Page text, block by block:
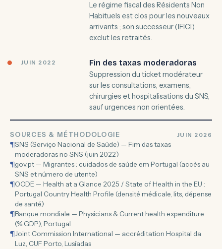
Le régime fiscal des Résidents Non
Habituels est clos pour les nouveaux
arrivants ; son successeur (IFICI)
exclut les retraités.
JUIN 2022 Fin des taxas moderadoras
Suppression du ticket modérateur
sur les consultations, examens,
chirurgies et hospitalisations du SNS,
sauf urgences non orientées.
SOURCES & MÉTHODOLOGIE JUIN 2026
¶SNS (Serviço Nacional de Saúde) — Fim das taxas
moderadoras no SNS (juin 2022)
¶gov.pt — Migrantes : cuidados de saúde em Portugal (accès au
SNS et número de utente)
¶OCDE — Health at a Glance 2025 / State of Health in the EU :
Portugal Country Health Profile (densité médicale, lits, dépense
de santé)
¶Banque mondiale — Physicians & Current health expenditure
(% GDP), Portugal
¶ Joint Commission International — accréditation Hospital da
Luz, CUF Porto, Lusíadas